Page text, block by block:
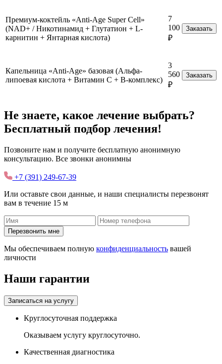
Премиум-коктейль «Anti-Age Super Cell»
(NAD+ / Никотинамид + Глутатион + L-
карнитин + Янтарная кислота)
7
100
₽
Заказать
Капельница «Anti-Age» базовая (Альфа-
липоевая кислота + Витамин C + B-комплекс)
3
560
₽
Заказать
Не знаете, какое лечение выбрать?
Бесплатный подбор лечения!
Позвоните нам и получите бесплатную анонимную
консультацию. Все звонки анонимны
+7 (391) 249-67-39
Или оставьте свои данные, и наши специалисты перезвонят
вам в течение 15 м
Перезвонить мне
Мы обеспечиваем полную конфиденциальность вашей
личности
Наши гарантии
Записаться на услугу
Круглосуточная поддержка
Оказываем услугу круглосуточно.
Качественная диагностика